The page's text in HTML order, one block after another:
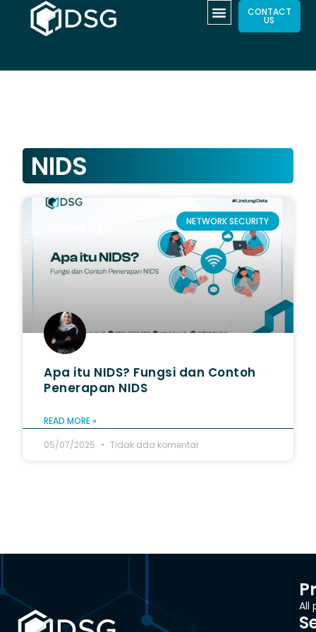
CONTACT
US
NIDS
NETWORK SECURITY
Apa itu NIDS? Fungsi dan Contoh
Penerapan NIDS
READ MORE »
05/07/2025
Tidak ada komentar
All